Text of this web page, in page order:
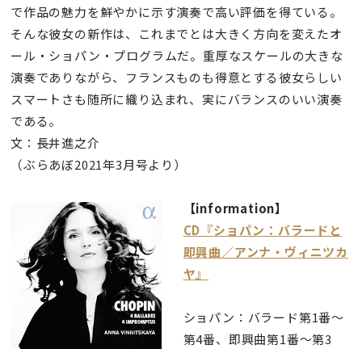
で作品の魅力を鮮やかに示す演奏で高い評価を得ている。
そんな彼女の新作は、これまでとは大きく方向を変えたオ
ール・ショパン・プログラムだ。重厚なスケールの大きな
演奏でありながら、フランスものも得意とする彼女らしい
スマートさも随所に織り込まれ、実にバランスのいい演奏
である。
文：長井進之介
（ぶらあぼ2021年3月号より）
【information】
CD『ショパン：バラードと
即興曲／アンナ・ヴィニツカ
ヤ』
ショパン：バラード第1番～
第4番、即興曲第1番～第3